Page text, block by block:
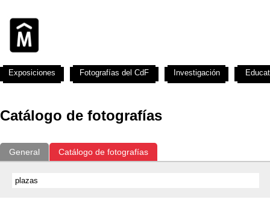
Catálogo de fotografías
General Catálogo de fotografías
Exposiciones Fotografías del CdF Investigación